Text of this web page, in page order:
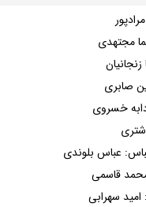
مجتهدی
صابری
خسروی
عباس بلوندی
محمد قاسمی
سهرابی